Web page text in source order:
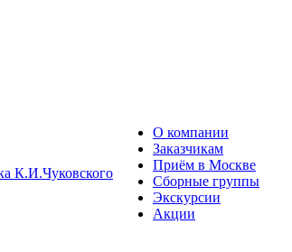
О компании
Заказчикам
Приём в Москве
Сборные группы
Экскурсии
Акции